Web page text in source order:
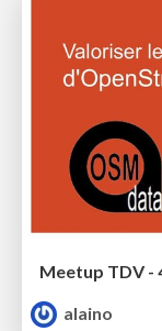
alaino